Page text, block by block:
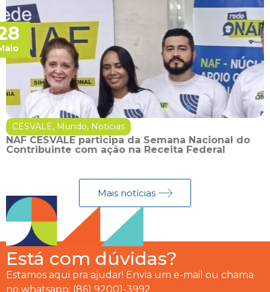
CESVALE, Mundo, Notícias
NAF CESVALE participa da Semana Nacional do
Contribuinte com ação na Receita Federal
Mais notícias
Está com dúvidas?
Estamos aqui pra ajudar! Envia um e-mail ou chama
no whatsapp: (86) 92001-3992